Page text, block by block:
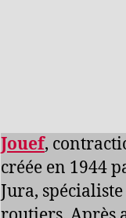
Jouef,
créée en 1944
Jura,